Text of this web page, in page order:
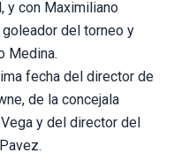
y con Maximiliano
del torneo y
Medina.
fecha del director de
de la concejala
y del director del